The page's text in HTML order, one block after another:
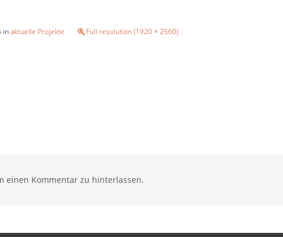
inaktuelle Projekte Full resolution (1920 × 2560)
einen Kommentar zu hinterlassen.